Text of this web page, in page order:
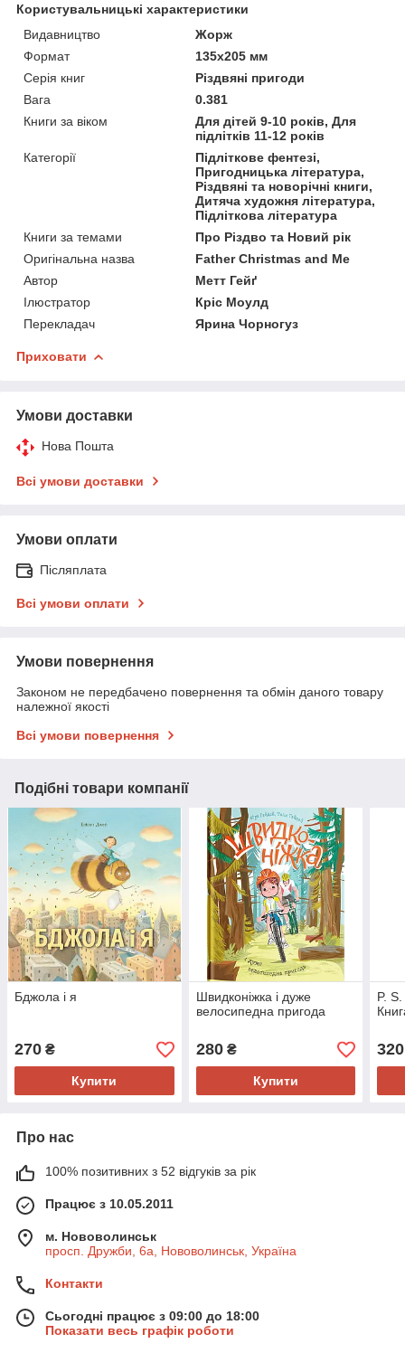
Користувальницькі характеристики
Видавництво
Жорж
Формат
135х205 мм
Серія книг
Різдвяні пригоди
Вага
0.381
Книги за віком
Для дітей 9-10 років, Для
підлітків 11-12 років
Категорії
Підліткове фентезі,
Пригодницька література,
Різдвяні та новорічні книги,
Дитяча художня література,
Підліткова література
Книги за темами
Про Різдво та Новий рік
Оригінальна назва
Father Christmas and Me
Автор
Метт Гейґ
Ілюстратор
Кріс Моулд
Перекладач
Ярина Чорногуз
Приховати
Умови доставки
Нова Пошта
Всі умови доставки
Умови оплати
Післяплата
Всі умови оплати
Умови повернення
Законом не передбачено повернення та обмін даного товару
належної якості
Всі умови повернення
Подібні товари компанії
Бджола і я
270 ₴
Купити
Швидконіжка і дуже
велосипедна пригода
280₴
Купити
P.
320
Про нас
100% позитивних з 52 відгуків за рік
Працює з 10.05.2011
м. Нововолинськ
просп. Дружби, 6а, Нововолинськ, Україна
Контакти
Сьогодні працює з 09:00 до 18:00
Показати весь графік роботи